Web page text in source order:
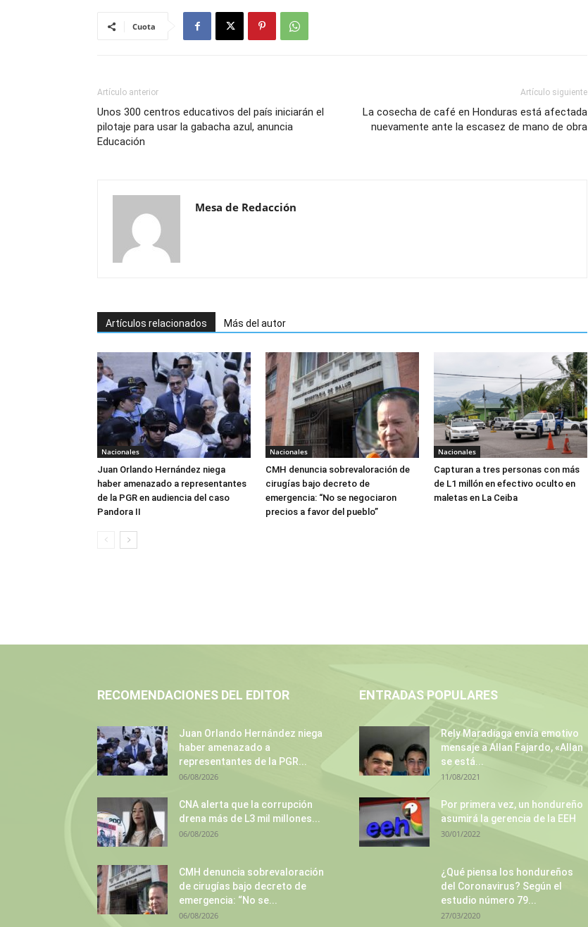
Cuota
Artículo anterior
Unos 300 centros educativos del país iniciarán el
pilotaje para usar la gabacha azul, anuncia
Educación
Artículo siguiente
La cosecha de café en Honduras está afectada
nuevamente ante la escasez de mano de obra
Mesa de Redacción
Artículos relacionados Más del autor
Nacionales
Juan Orlando Hernández niega
haber amenazado a representantes
de la PGR en audiencia del caso
Pandora II
Nacionales
CMH denuncia sobrevaloración de
cirugías bajo decreto de
emergencia: “No se negociaron
precios a favor del pueblo”
Nacionales
Capturan a tres personas con más
de L1 millón en efectivo oculto en
maletas en La Ceiba
RECOMENDACIONES DEL EDITOR
Juan Orlando Hernández niega
haber amenazado a
representantes de la PGR...
06/08/2026
CNA alerta que la corrupción
drena más de L3 mil millones...
06/08/2026
CMH denuncia sobrevaloración
de cirugías bajo decreto de
emergencia: “No se...
06/08/2026
ENTRADAS POPULARES
Rely Maradiaga envía emotivo
mensaje a Allan Fajardo, «Allan
se está...
11/08/2021
Por primera vez, un hondureño
asumirá la gerencia de la EEH
30/01/2022
¿Qué piensa los hondureños
del Coronavirus? Según el
estudio número 79...
27/03/2020